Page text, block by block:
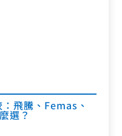
飛騰、Femas、
選？